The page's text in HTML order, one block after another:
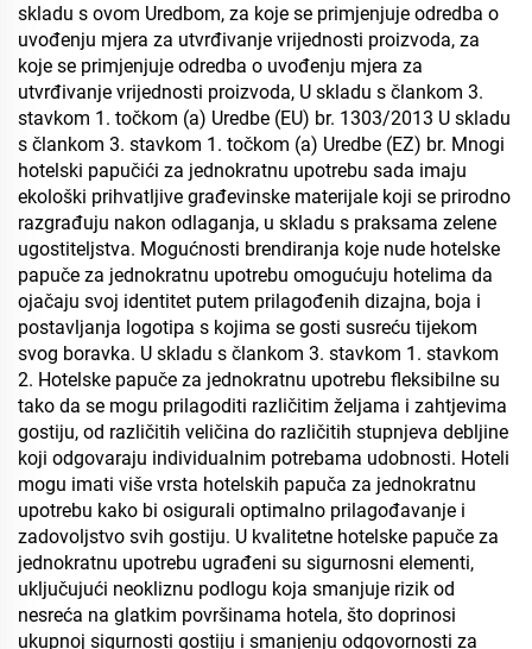
skladu s ovom Uredbom, za koje se primjenjuje odredba o
uvođenju mjera za utvrđivanje vrijednosti proizvoda, za
koje se primjenjuje odredba o uvođenju mjera za
utvrđivanje vrijednosti proizvoda, U skladu s člankom 3.
stavkom 1. točkom (a) Uredbe (EU) br. 1303/2013 U skladu
s člankom 3. stavkom 1. točkom (a) Uredbe (EZ) br. Mnogi
hotelski papučići za jednokratnu upotrebu sada imaju
ekološki prihvatljive građevinske materijale koji se prirodno
razgrađuju nakon odlaganja, u skladu s praksama zelene
ugostiteljstva. Mogućnosti brendiranja koje nude hotelske
papuče za jednokratnu upotrebu omogućuju hotelima da
ojačaju svoj identitet putem prilagođenih dizajna, boja i
postavljanja logotipa s kojima se gosti susreću tijekom
svog boravka. U skladu s člankom 3. stavkom 1. stavkom
2. Hotelske papuče za jednokratnu upotrebu fleksibilne su
tako da se mogu prilagoditi različitim željama i zahtjevima
gostiju, od različitih veličina do različitih stupnjeva debljine
koji odgovaraju individualnim potrebama udobnosti. Hoteli
mogu imati više vrsta hotelskih papuča za jednokratnu
upotrebu kako bi osigurali optimalno prilagođavanje i
zadovoljstvo svih gostiju. U kvalitetne hotelske papuče za
jednokratnu upotrebu ugrađeni su sigurnosni elementi,
uključujući neokliznu podlogu koja smanjuje rizik od
nesreća na glatkim površinama hotela, što doprinosi
ukupnoj sigurnosti gostiju i smanjenju odgovornosti za